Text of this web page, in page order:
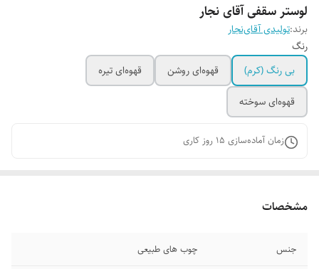
لوستر سقفی آقای نجار
برند:تولیدی آقای‌نجار
رنگ
بی رنگ (کرم)
قهوه‌ای روشن
قهوه‌ای تیره
قهوه‌ای سوخته
زمان آماده‌سازی 15 روز کاری
مشخصات
جنس چوب های طبیعی